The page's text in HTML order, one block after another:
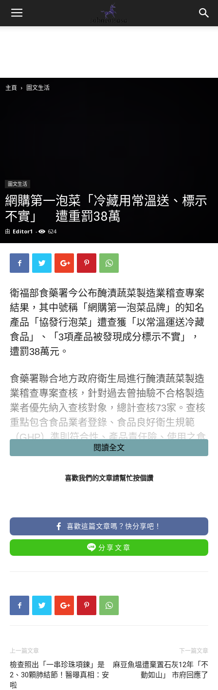
sokneoisasa
主頁 圖文生活
圖文生活
網購第一泡菜「冷藏用常溫送、標示
不實」 遭重罰38萬
由 Editor1 - 624
衛福部食藥署今公布醃漬蔬菜製造業稽查專案
結果，其中號稱「網購第一泡菜品牌」的知名
產品「協發行泡菜」遭查獲「以常溫運送冷藏
食品」、「3項產品被發現成分標示不實」，
遭罰38萬元。
食藥署聯合地方政府衛生局進行醃漬蔬菜製造
業稽查專案查核，針對過去曾抽驗不合格製造
業者優先納入查核對象，總計查核73家。查核
重點包含食品業者登錄、食品良好衛生規範
（GHP）準則符合性、產品責任險、使用之食
品添加物及產品標示等項目，並抽驗成品檢驗
者不符合食品良好衛生規範 （GHP），其中1
家經命限期改正後仍複查不合格，為台南市
「協發行國際食品有限公司」，生產的泡菜被
林旭陽說，該業者已經違反《食安法》第8
元。
另外，協發行國際食品有限公司的「泡菜黃
閱讀全文
喜歡我們的文章請幫忙按個讚
喜歡這篇文章嗎？快分享吧！
分享文章
上一篇文章
檢查照出「一串珍珠項鍊」是
2、30顆肺結節！醫曝真相：安
啦
下一篇文章
麻豆魚塭遭棄置石灰12年「不
動如山」 市府回應了